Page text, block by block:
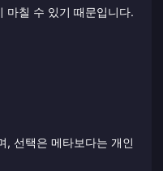
마칠 수 있기 때문입니다.
, 선택은 메타보다는 개인